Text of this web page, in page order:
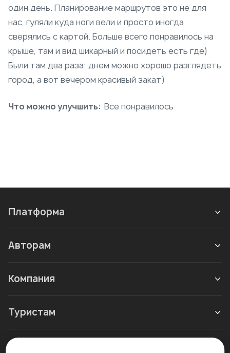
один день. Планирование маршрутов это не для
нас, гуляли куда ноги вели и просто иногда
сверялись с картой. Больше всего понравилось на
крыше, там и вид шикарный и посидеть есть где)
Были там два раза: днем можно хорошо разглядеть
город, а вот вечером красивый закат)
Что можно улучшить: Все понравилось
Платформа
Авторам
Компания
Туристам
Новое в блоге